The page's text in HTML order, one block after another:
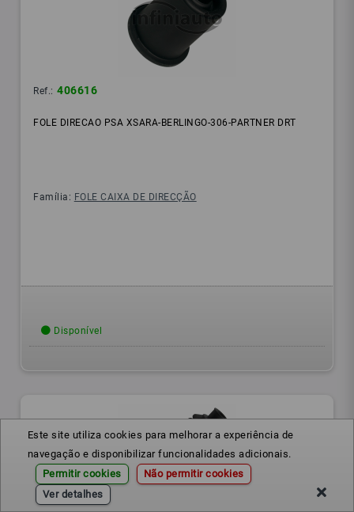
Este site utiliza cookies para melhorar a experiência de
navegação e disponibilizar funcionalidades adicionais.
Permitir cookies
Não permitir cookies
Ver detalhes
Ref.: 406616
FOLE DIRECAO PSA XSARA-BERLINGO-306-PARTNER DRT
Família: FOLE CAIXA DE DIRECÇÃO
Disponível